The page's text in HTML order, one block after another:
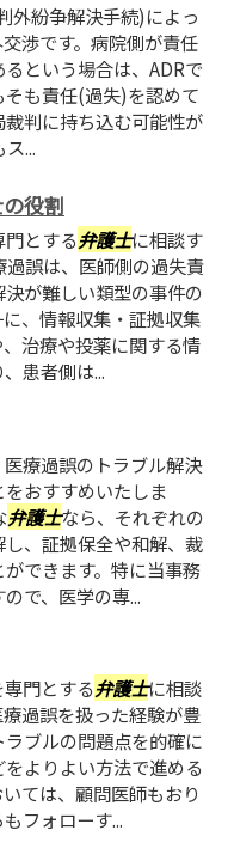
外紛争解決手続)によっ
渉です。病院側が責任
という場合は、ADRで
も責任(過失)を認めて
判に持ち込む可能性が
...
役割
とする弁護士に相談す
過誤は、医師側の過失責
が難しい類型の事件の
、情報収集・証拠収集
治療や投薬に関する情
患者側は...
療過誤のトラブル解決
おすすめいたしま
弁護士なら、それぞれの
、証拠保全や和解、裁
できます。特に当事務
で、医学の専...
門とする弁護士に相談
過誤を扱った経験が豊
ブルの問題点を的確に
よりよい方法で進める
ては、顧問医師もおり
フォローす...